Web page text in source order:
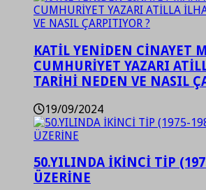
KATİL YENİDEN CİNAYET
CUMHURİYET YAZARI
TARİHİ NEDEN VE NASIL
19/09/2024
50.YILINDA İKİNCİ TİP
ÜZERİNE